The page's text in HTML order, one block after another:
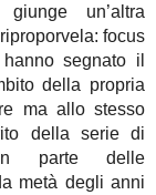
giunge un’altra
focus
segnato il
della propria
ma allo stesso
della serie di
parte delle
metà degli anni